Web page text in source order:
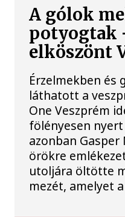
A gólok
potyogtak
elköszönt
Érzelmekben és
láthatott a
One Veszprém
fölényesen nyert
azonban
örökre
utoljára öltötte
mezét, amelyet